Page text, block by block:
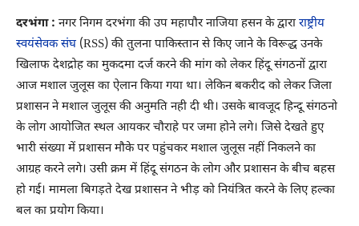
दरभंगा : नगर निगम दरभंगा की उप महापौर नाजिया हसन के द्वारा राष्ट्रीय
स्वयंसेवक संघ (RSS) की तुलना पाकिस्तान से किए जाने के विरूद्ध उनके
खिलाफ देशद्रोह का मुकदमा दर्ज करने की मांग को लेकर हिंदू संगठनों द्वारा
आज मशाल जुलूस का ऐलान किया गया था। लेकिन बकरीद को लेकर जिला
प्रशासन ने मशाल जुलूस की अनुमति नही दी थी। उसके बावजूद हिन्दू संगठनो
के लोग आयोजित स्थल आयकर चौराहे पर जमा होने लगे। जिसे देखते हुए
भारी संख्या में प्रशासन मौके पर पहुंचकर मशाल जुलूस नहीं निकलने का
आग्रह करने लगे। उसी क्रम में हिंदू संगठन के लोग और प्रशासन के बीच बहस
हो गई। मामला बिगड़ते देख प्रशासन ने भीड़ को नियंत्रित करने के लिए हल्का
बल का प्रयोग किया।